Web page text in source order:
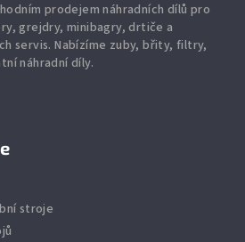
prodejem náhradních dílů pro
grejdry, minibagry, drtiče a
servis. Nabízíme zuby,břity,filtry,
náhradní díly.
stroje